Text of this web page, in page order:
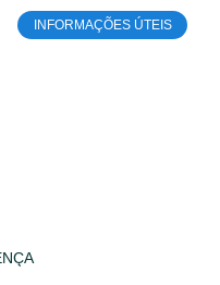
INFORMAÇÕES ÚTEIS